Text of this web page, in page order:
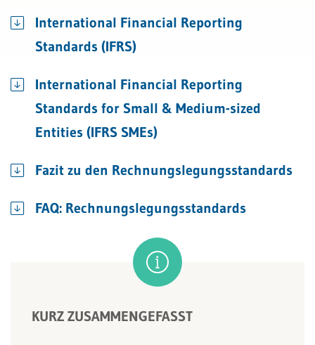
International Financial Reporting
Standards (IFRS)
International Financial Reporting
Standards for Small & Medium-sized
Entities (IFRS SMEs)
Fazit zu den Rechnungslegungsstandards
FAQ: Rechnungslegungsstandards
KURZ ZUSAMMENGEFASST